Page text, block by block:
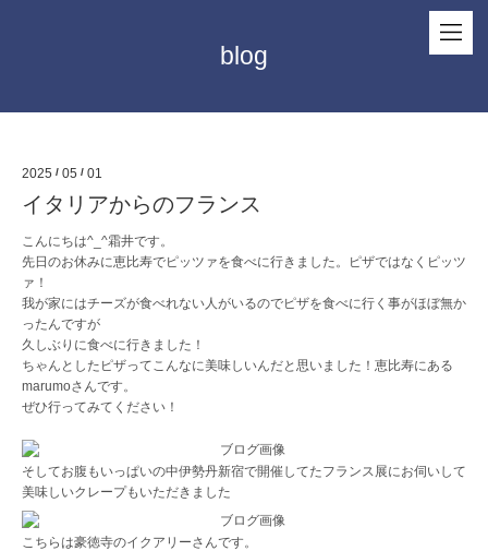
blog
2025 / 05 / 01
イタリアからのフランス
こんにちは^_^霜井です。
先日のお休みに恵比寿でピッツァを食べに行きました。ピザではなくピッツ
ァ！
我が家にはチーズが食べれない人がいるのでピザを食べに行く事がほぼ無か
ったんですが
久しぶりに食べに行きました！
ちゃんとしたピザってこんなに美味しいんだと思いました！恵比寿にある
marumoさんです。
ぜひ行ってみてください！
そしてお腹もいっぱいの中伊勢丹新宿で開催してたフランス展にお伺いして
美味しいクレープもいただきました
こちらは豪徳寺のイクアリーさんです。